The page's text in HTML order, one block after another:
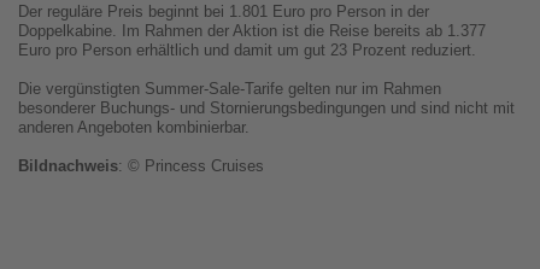
Der reguläre Preis beginnt bei 1.801 Euro pro Person in der
Doppelkabine. Im Rahmen der Aktion ist die Reise bereits ab 1.377
Euro pro Person erhältlich und damit um gut 23 Prozent reduziert.
Die vergünstigten Summer-Sale-Tarife gelten nur im Rahmen
besonderer Buchungs- und Stornierungsbedingungen und sind nicht mit
anderen Angeboten kombinierbar.
Bildnachweis: © Princess Cruises